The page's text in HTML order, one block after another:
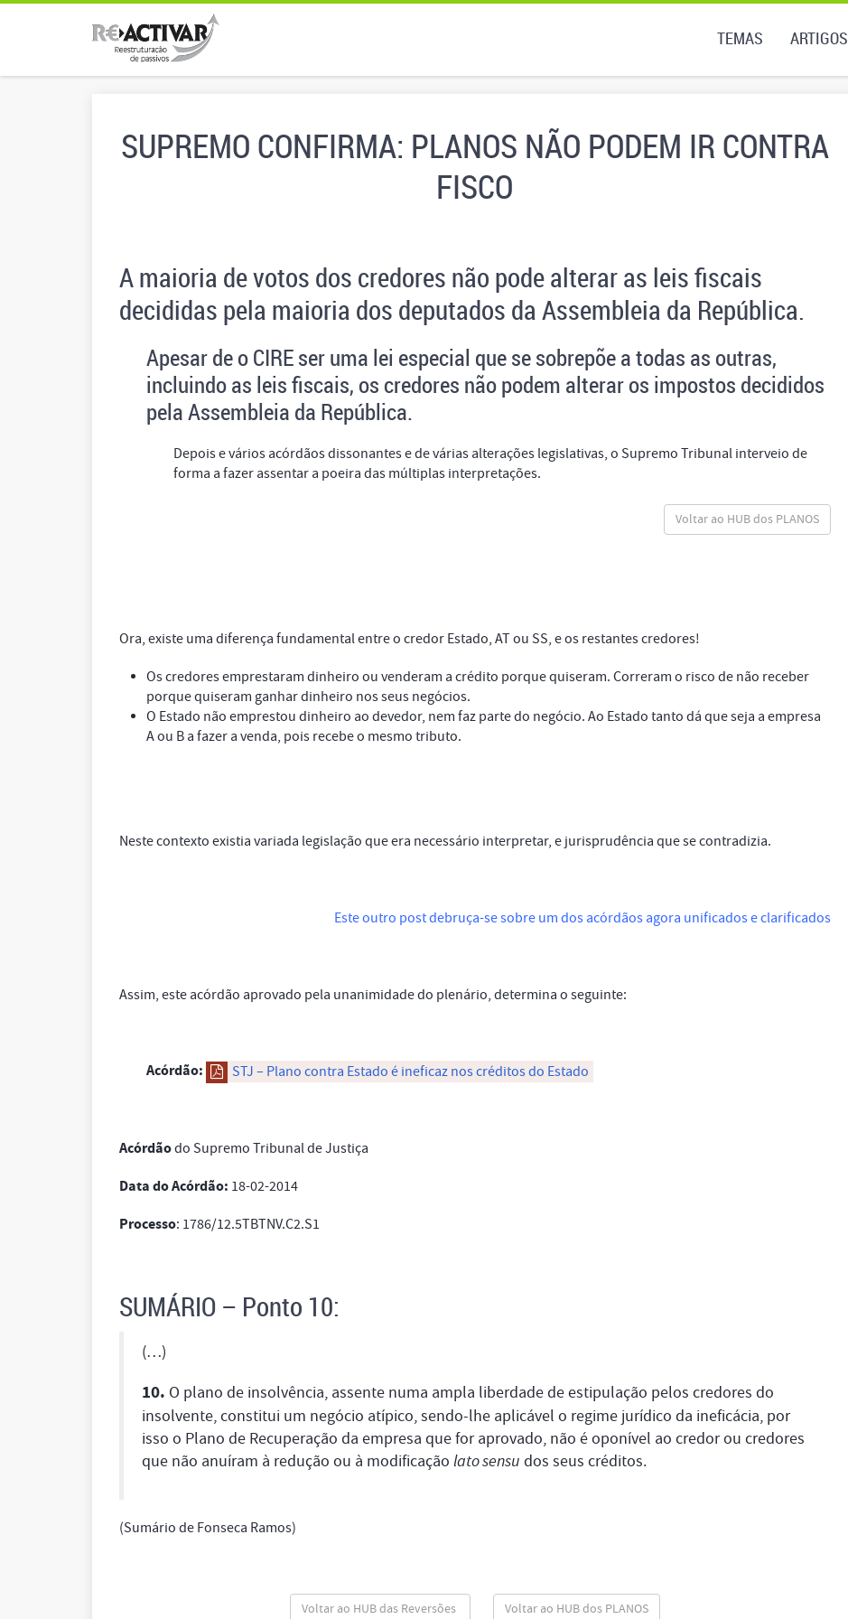
TEMAS ARTIGOS
SUPREMO CONFIRMA: PLANOS NÃO PODEM IR CONTRA
FISCO
A maioria de votos dos credores não pode alterar as leis fiscais
decididas pela maioria dos deputados da Assembleia da República.
Apesar de o CIRE ser uma lei especial que se sobrepõe a todas as outras,
incluindo as leis fiscais, os credores não podem alterar os impostos decididos
pela Assembleia da República.
Depois e vários acórdãos dissonantes e de várias alterações legislativas, o Supremo Tribunal interveio de
forma a fazer assentar a poeira das múltiplas interpretações.
Voltar ao HUB dos PLANOS
Ora, existe uma diferença fundamental entre o credor Estado, AT ou SS, e os restantes credores!
Os credores emprestaram dinheiro ou venderam a crédito porque quiseram. Correram o risco de não receber
porque quiseram ganhar dinheiro nos seus negócios.
O Estado não emprestou dinheiro ao devedor, nem faz parte do negócio. Ao Estado tanto dá que seja a empresa
A ou B a fazer a venda, pois recebe o mesmo tributo.
Neste contexto existia variada legislação que era necessário interpretar, e jurisprudência que se contradizia.
Este outro post debruça-se sobre um dos acórdãos agora unificados e clarificados
Assim, este acórdão aprovado pela unanimidade do plenário, determina o seguinte:
Acórdão: STJ – Plano contra Estado é ineficaz nos créditos do Estado
Acórdãodo Supremo Tribunal de Justiça
Data do Acórdão: 18-02-2014
Processo: 1786/12.5TBTNV.C2.S1
SUMÁRIO – Ponto 10:
(…)
10. O plano de insolvência, assente numa ampla liberdade de estipulação pelos credores do
insolvente, constitui um negócio atípico, sendo-lhe aplicável o regime jurídico da ineficácia, por
isso o Plano de Recuperação da empresa que for aprovado, não é oponível ao credor ou credores
que não anuíram à redução ou à modificação lato sensu dos seus créditos.
(Sumário de Fonseca Ramos)
Voltar ao HUB das Reversões Voltar ao HUB dos PLANOS